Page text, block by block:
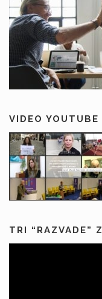
VIDEO YOUTUBE
TRI “RAZVADE”